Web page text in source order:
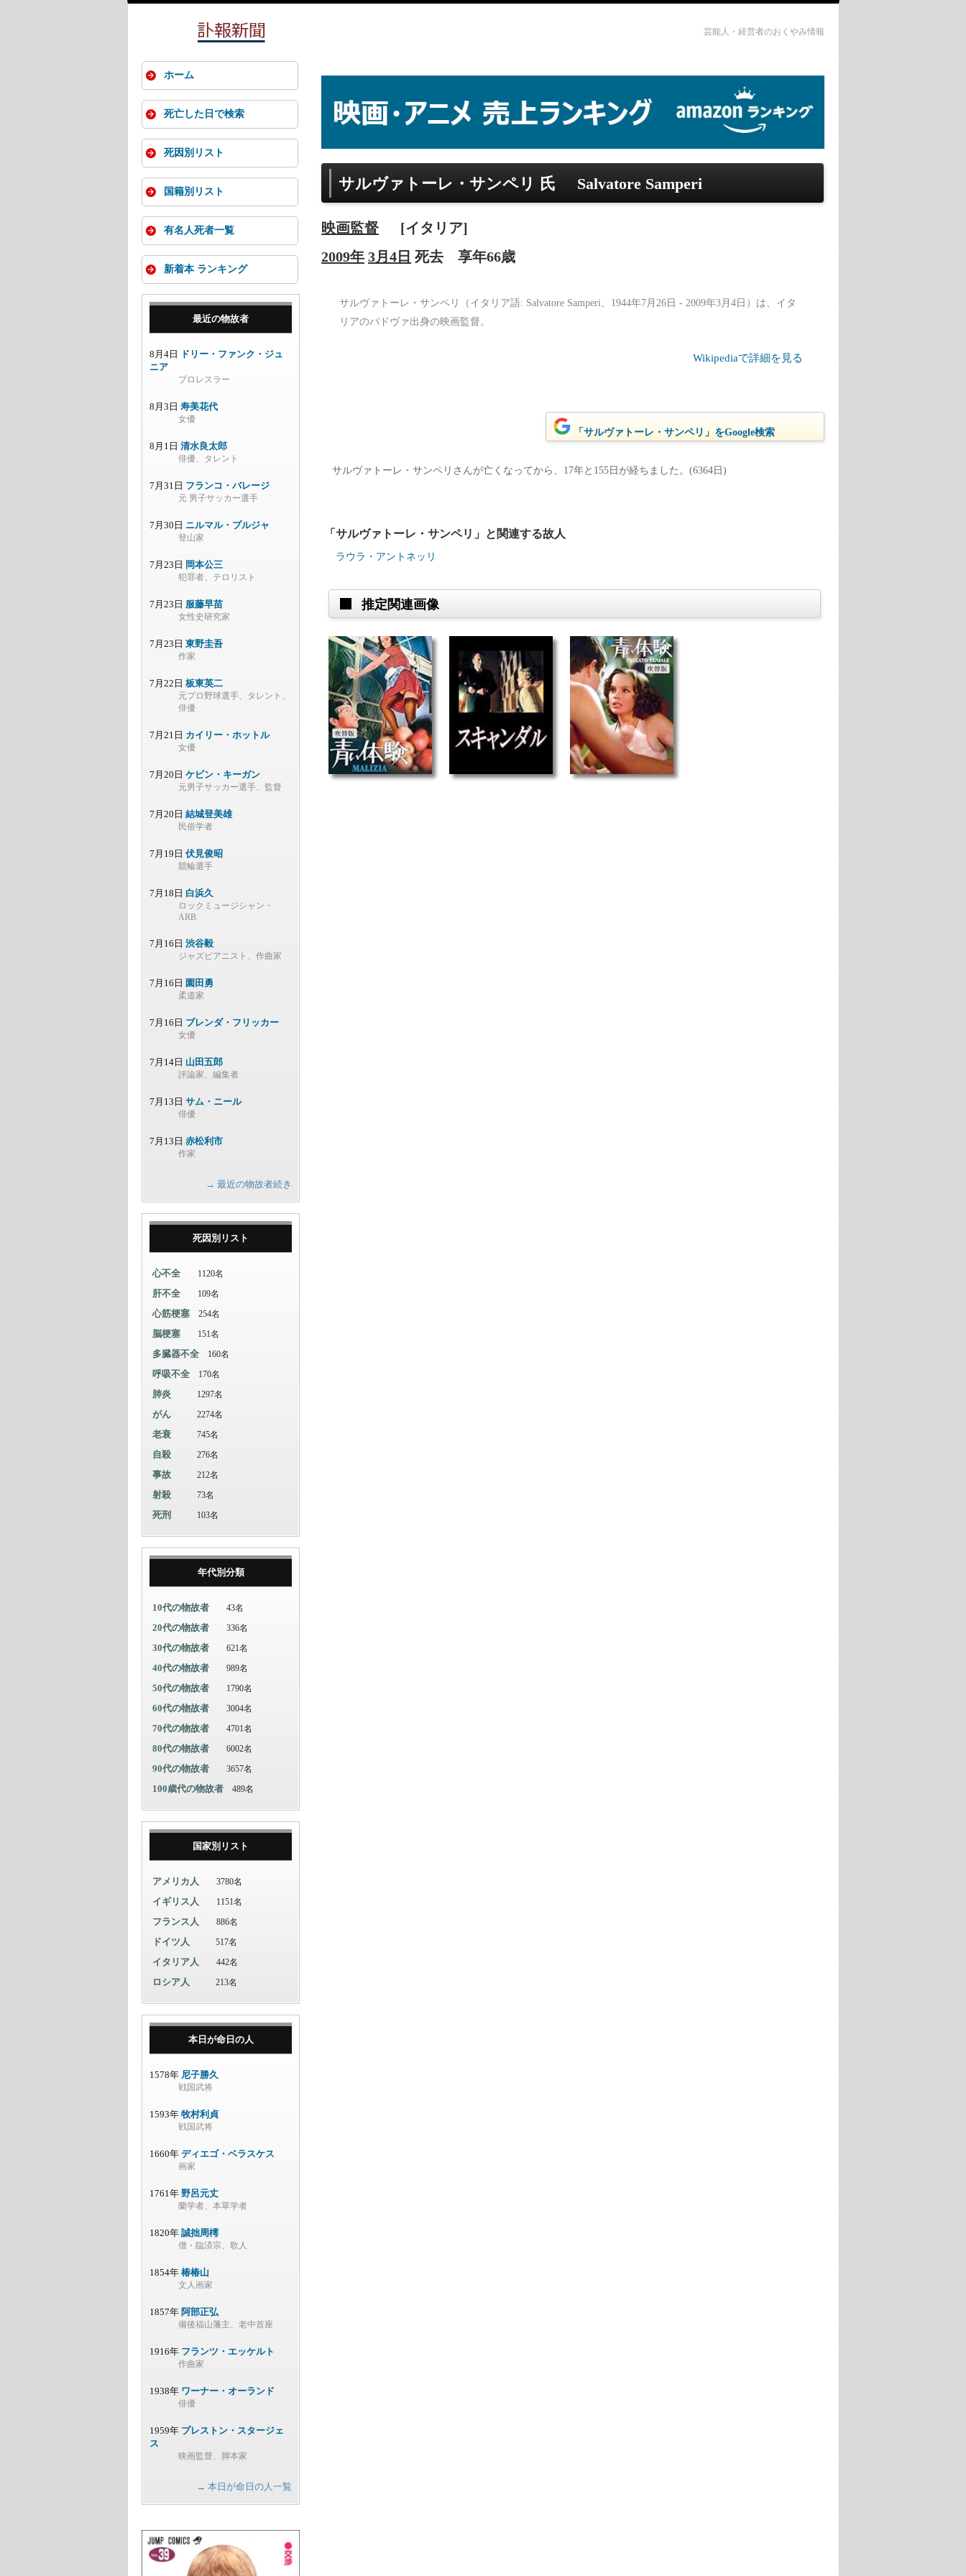
芸能人・経営者のおくやみ情報
サルヴァトーレ・サンペリ 氏 Salvatore Samperi
映画監督
[イタリア]
2009年 3月4日 死去 享年66歳
サルヴァトーレ・サンペリ（イタリア語: Salvatore Samperi、1944年7月26日 ‐ 2009年3月4日）は、イタ
リアのパドヴァ出身の映画監督。
Wikipediaで詳細を見る
「サルヴァトーレ・サンペリ」をGoogle検索
サルヴァトーレ・サンペリさんが亡くなってから、17年と155日が経ちました。(6364日)
「サルヴァトーレ・サンペリ」と関連する故人
ラウラ・アントネッリ
推定関連画像
ホーム
死亡した日で検索
死因別リスト
国籍別リスト
有名人死者一覧
新着本 ランキング
最近の物故者
8月4日
ドリー・ファンク・ジュ
ニア
プロレスラー
8月3日 寿美花代
女優
8月1日 清水良太郎
俳優、タレント
7月31日 フランコ・バレージ
元 男子サッカー選手
7月30日 ニルマル・プルジャ
登山家
7月23日 岡本公三
犯罪者、テロリスト
7月23日 服藤早苗
女性史研究家
7月23日 東野圭吾
作家
7月22日 板東英二
元プロ野球選手、タレント、
俳優
7月21日 カイリー・ホットル
女優
7月20日 ケビン・キーガン
元男子サッカー選手、監督
7月20日 結城登美雄
民俗学者
7月19日 伏見俊昭
競輪選手
7月18日 白浜久
ロックミュージシャン・
ARB
7月16日 渋谷毅
ジャズピアニスト、作曲家
7月16日 園田勇
柔道家
7月16日 ブレンダ・フリッカー
女優
7月14日 山田五郎
評論家、編集者
7月13日 サム・ニール
俳優
7月13日 赤松利市
作家
→ 最近の物故者続き
死因別リスト
心不全 1120名
肝不全 109名
心筋梗塞 254名
脳梗塞 151名
多臓器不全 160名
呼吸不全 170名
肺炎 1297名
がん 2274名
老衰 745名
自殺 276名
事故 212名
射殺 73名
死刑 103名
年代別分類
10代の物故者 43名
20代の物故者 336名
30代の物故者 621名
40代の物故者 989名
50代の物故者 1790名
60代の物故者 3004名
70代の物故者 4701名
80代の物故者 6002名
90代の物故者 3657名
100歳代の物故者 489名
国家別リスト
アメリカ人 3780名
イギリス人 1151名
フランス人 886名
ドイツ人 517名
イタリア人 442名
ロシア人 213名
本日が命日の人
1578年 尼子勝久
戦国武将
1593年 牧村利貞
戦国武将
1660年 ディエゴ・ベラスケス
画家
1761年 野呂元丈
蘭学者、本草学者
1820年 誠拙周樗
僧・臨済宗、歌人
1854年 椿椿山
文人画家
1857年 阿部正弘
備後福山藩主、老中首座
1916年 フランツ・エッケルト
作曲家
1938年 ワーナー・オーランド
俳優
1959年 プレストン・スタージェ
ス
映画監督、脚本家
→ 本日が命日の人一覧